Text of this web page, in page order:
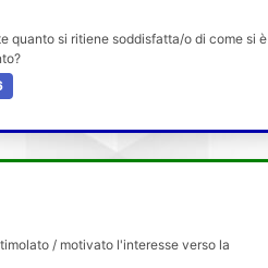
quanto si ritiene soddisfatta/o di come si è
/ motivato l'interesse verso la